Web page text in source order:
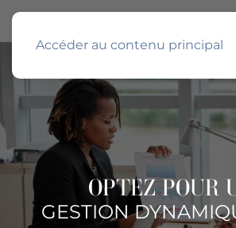
Accéder au contenu principal
OPTEZ POUR
GESTION